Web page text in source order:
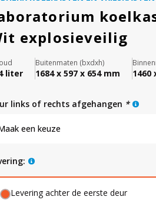
explosieveilig
liter
Buitenmaten (bxdxh)
1684 x 597 x 654 mm 1460
links of rechts afgehangen *
een keuze
Levering achter de eerste deur